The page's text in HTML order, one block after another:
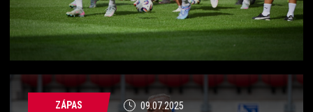
ZÁPAS 09.07.2025